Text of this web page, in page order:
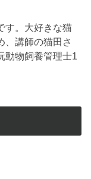
す。大好きな猫
、講師の猫田さ
動物飼養管理士1